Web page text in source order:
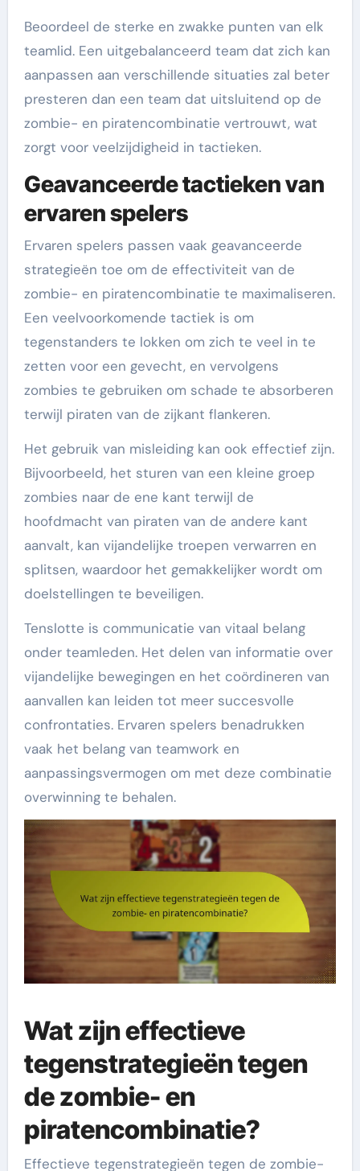
Beoordeel de sterke en zwakke punten van elk
teamlid. Een uitgebalanceerd team dat zich kan
aanpassen aan verschillende situaties zal beter
presteren dan een team dat uitsluitend op de
zombie- en piratencombinatie vertrouwt, wat
zorgt voor veelzijdigheid in tactieken.
Geavanceerde tactieken van
ervaren spelers
Ervaren spelers passen vaak geavanceerde
strategieën toe om de effectiviteit van de
zombie- en piratencombinatie te maximaliseren.
Een veelvoorkomende tactiek is om
tegenstanders te lokken om zich te veel in te
zetten voor een gevecht, en vervolgens
zombies te gebruiken om schade te absorberen
terwijl piraten van de zijkant flankeren.
Het gebruik van misleiding kan ook effectief zijn.
Bijvoorbeeld, het sturen van een kleine groep
zombies naar de ene kant terwijl de
hoofdmacht van piraten van de andere kant
aanvalt, kan vijandelijke troepen verwarren en
splitsen, waardoor het gemakkelijker wordt om
doelstellingen te beveiligen.
Tenslotte is communicatie van vitaal belang
onder teamleden. Het delen van informatie over
vijandelijke bewegingen en het coördineren van
aanvallen kan leiden tot meer succesvolle
confrontaties. Ervaren spelers benadrukken
vaak het belang van teamwork en
aanpassingsvermogen om met deze combinatie
overwinning te behalen.
Wat zijn effectieve
tegenstrategieën tegen
de zombie- en
piratencombinatie?
Effectieve tegenstrategieën tegen de zombie-